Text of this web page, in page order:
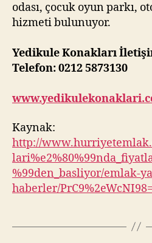
odası, çocuk oyun parkı,
hizmeti bulunuyor.
Yedikule Konakları
Telefon: 0212 5873130
Kaynak:
http://
%99den_basliyor/emlak-
haberler/